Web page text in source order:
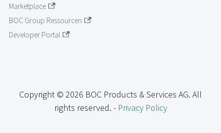
Marketplace
BOC Group Ressourcen
Developer Portal
Copyright © 2026 BOC Products & Services AG. All
rights reserved. - Privacy Policy